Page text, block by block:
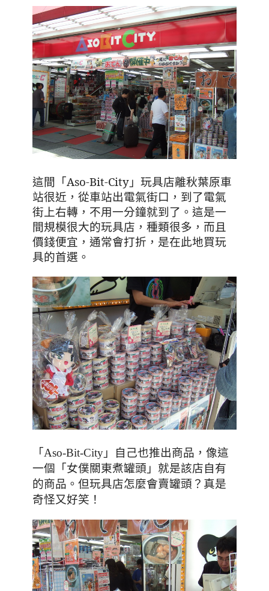
這間「Aso-Bit-City 」玩具店離秋葉原車
站很近，從車站出電氣街口，到了電氣
街上右轉，不用一分鐘就到了。這是一
間規模很大的玩具店，種類很多，而且
價錢便宜，通常會打折，是在此地買玩
具的首選。
「 Aso-Bit-City 」自己也推出商品，像這
一個「女僕關東煮罐頭」就是該店自有
的商品。但玩具店怎麼會賣罐頭 ？真是
奇怪又好笑！